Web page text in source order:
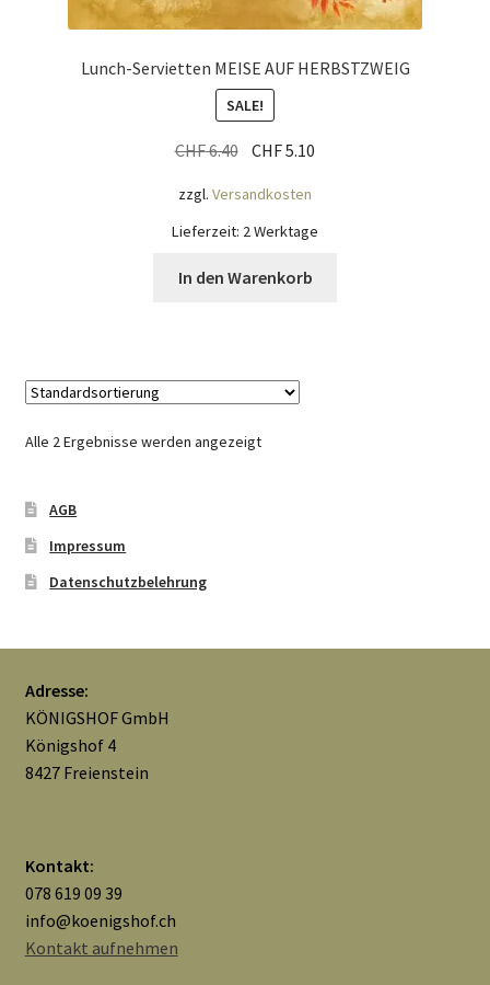
Widerrufsbelehrung
Zahlungsarten
Lunch-Servietten MEISE AUF HERBSTZWEIG
SALE!
CHF6.40 Ursprünglicher
war:
CHF 6.40
CHF5.10
CHF 5.10.
zzgl. Versandkosten
Lieferzeit: 2 Werktage
In den Warenkorb
Alle 2 Ergebnisse werden angezeigt
AGB
Impressum
Datenschutzbelehrung
Adresse:
KÖNIGSHOF GmbH
Königshof 4
8427 Freienstein
Kontakt:
078 619 09 39
info@koenigshof.ch
Kontakt aufnehmen